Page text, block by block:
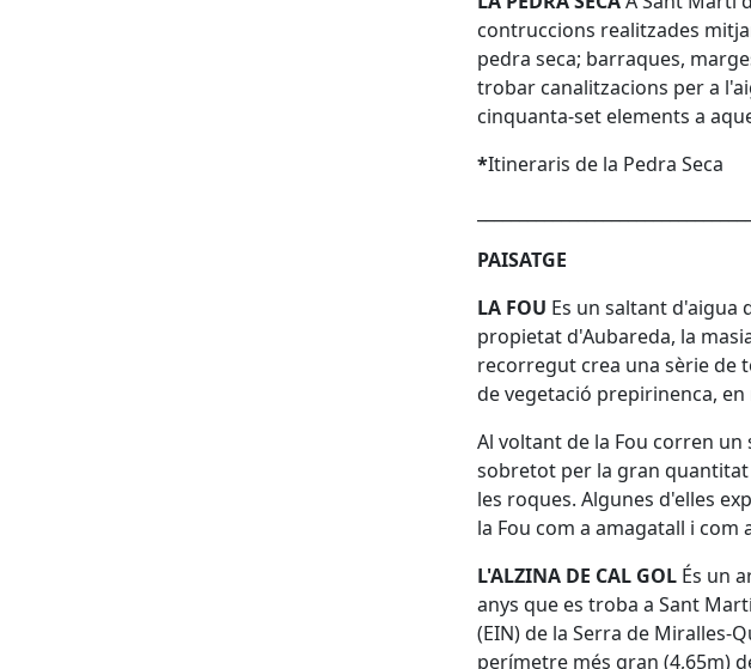
contruccions realitzades
pedra seca; barraques,
trobar canalitzacions per a
cinquanta-set elements a
*Itineraris de la Pedra Seca
PAISATGE
LA FOU Es un saltant d'aigua
propietat d'Aubareda, la
recorregut crea una sèrie de
de vegetació prepirinenca,
Al voltant de la Fou corren
sobretot per la gran
les roques. Algunes d'elles
la Fou com a amagatall i com
L'ALZINA DE CAL GOL És un
anys que es troba a Sant
(EIN) de la Serra de Miralles-
perímetre més gran (4,65m)